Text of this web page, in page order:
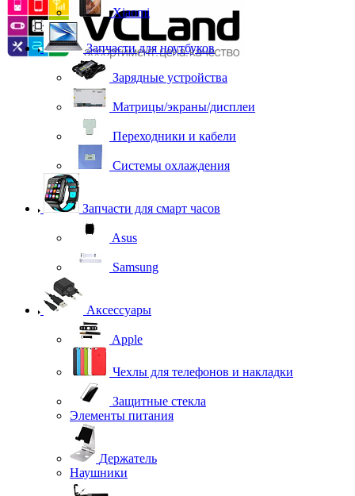
Xiaomi
Запчасти для ноутбуков
Зарядные устройства
Матрицы/экраны/дисплеи
Переходники и кабели
Системы охлаждения
Запчасти для смарт часов
Asus
Samsung
Аксессуары
Apple
Чехлы для телефонов и накладки
Защитные стекла
Элементы питания
Держатель
Наушники